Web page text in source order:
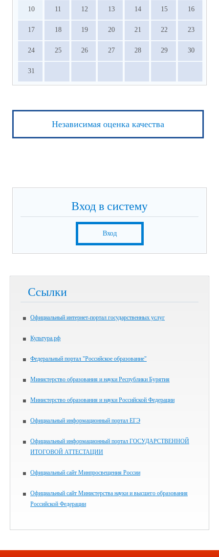
10 11 12 13 14 15 16
17 18 19 20 21 22 23
24 25 26 27 28 29 30
31
Независимая оценка качества
Вход в систему
Вход
Ссылки
Официальный интернет-портал государственных услуг
Культура.рф
Федеральный портал "Российское образование"
Министерство образования и науки Республики Бурятия
Министерство образования и науки Российской Федерации
Официальный информационный портал ЕГЭ
Официальный информационный портал ГОСУДАРСТВЕННОЙ
ИТОГОВОЙ АТТЕСТАЦИИ
Официальный сайт Минпросвещения России
Официальный сайт Министерства науки и высшего образования
Российской Федерации